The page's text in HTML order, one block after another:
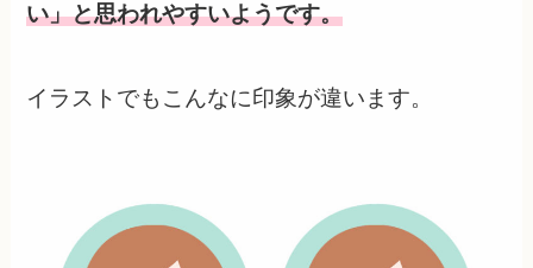
い」と思われやすいようです。
イラストでもこんなに印象が違います。